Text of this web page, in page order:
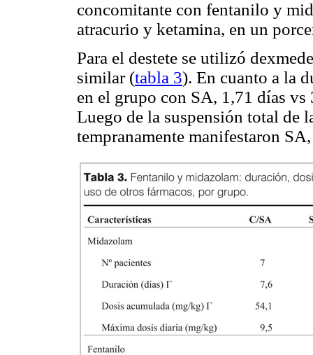
concomitante con fentanilo y
atracurio y ketamina, en un
Para el destete se utilizó
similar (tabla 3). En cuanto a la
en el grupo con SA, 1,71 días vs
Luego de la suspensión total de
tempranamente manifestaron